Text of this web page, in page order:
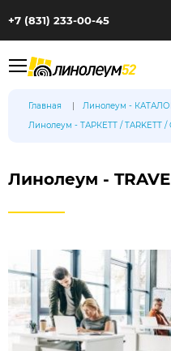
+7 (831) 233-00-45
Главная
Линолеум -
Линолеум - ТАРКЕТТ / TARKETT /
Линолеум -